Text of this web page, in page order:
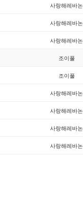
사랑해레바논
사랑해레바논
사랑해레바논
조이풀
조이풀
사랑해레바논
사랑해레바논
사랑해레바논
사랑해레바논